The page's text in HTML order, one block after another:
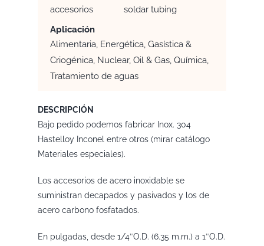
accesorios
soldar tubing
Aplicación
Alimentaria, Energética, Gasística &
Criogénica, Nuclear, Oil & Gas, Química,
Tratamiento de aguas
DESCRIPCIÓN
Bajo pedido podemos fabricar Inox. 304
Hastelloy Inconel entre otros (mirar catálogo
Materiales especiales).
Los accesorios de acero inoxidable se
suministran decapados y pasivados y los de
acero carbono fosfatados.
En pulgadas, desde 1/4″O.D. (6.35 m.m.) a 1″O.D.